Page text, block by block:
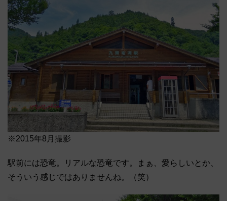
※2015年8月撮影
駅前には恐竜。リアルな恐竜です。まぁ、愛らしいとか、
そういう感じではありませんね。（笑）